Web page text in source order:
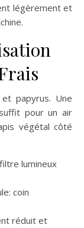
légèrement et
papyrus. Une
pour un air
végétal côté
lumineux
coin
réduit et